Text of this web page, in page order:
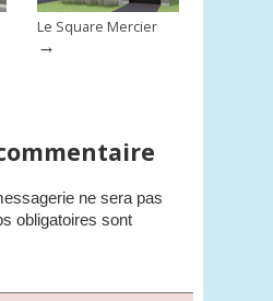
Le Square Mercier
→
ne sera pas
obligatoires sont